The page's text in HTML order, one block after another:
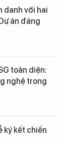
danh với hai
án đáng
toàn diện:
nghệ trong
ký kết chiến